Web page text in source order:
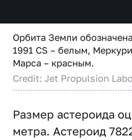
Орбита Земли
1991 CS – белым,
Марса – красным.
Credit: Jet Propulsion
Размер астероида
метра. Астероид